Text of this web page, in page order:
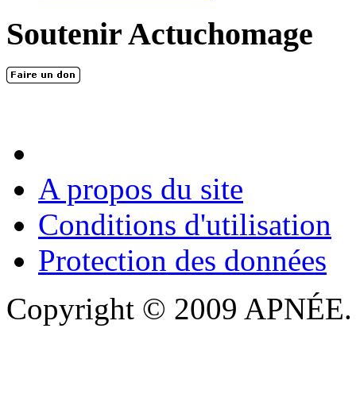
Soutenir Actuchomage
A propos du site
Conditions d'utilisation
Protection des données
Copyright © 2009 APNÉE.